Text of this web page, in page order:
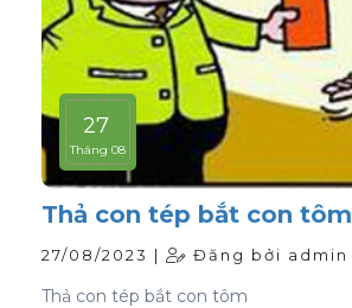
27
Tháng 08
Thả con tép bắt con tôm
27/08/2023 | Đăng bởi admin
Thả con tép bắt con tôm